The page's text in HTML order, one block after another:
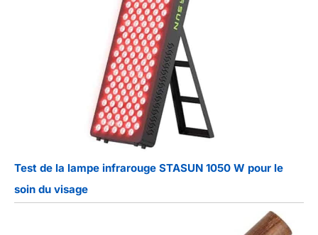
Test de la lampe infrarouge STASUN 1050 W pour le
soin du visage